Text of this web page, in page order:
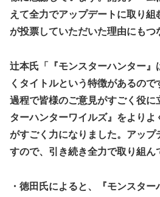
えて全力でアップデートに取り
が投票していただいた理由にもつ
辻本氏「『モンスターハンター』
くタイトルという特徴があるの
過程で皆様のご意見がすごく役に
ターハンターワイルズ』をより
がすごく力になりました。アップ
すので、引き続き全力で取り組ん
・徳田氏によると、『モンスタ